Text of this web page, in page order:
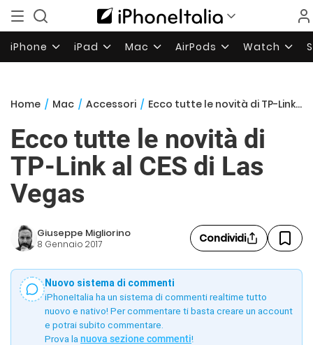
iPhone iPad Mac AirPods Watch
Home / Mac / Accessori / Ecco tutte le novità di TP-Link al CES di Las Vegas
Ecco tutte le novità di
TP-Link al CES di Las
Vegas
Giuseppe Migliorino
8 Gennaio 2017 Condividi
Nuovo sistema di commenti
iPhoneItalia ha un sistema di commenti realtime tutto
nuovo e nativo! Per commentare ti basta creare un account
e potrai subito commentare.
Prova la nuova sezione commenti!